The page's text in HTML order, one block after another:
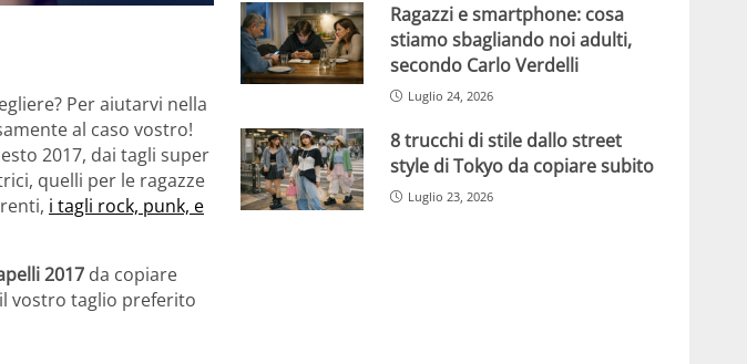
Per aiutarvi nella
al caso vostro!
2017, dai tagli super
quelli per le ragazze
i tagli rock, punk, e
2017 da copiare
vostro taglio preferito
Ragazzi e smartphone: cosa
stiamo sbagliando noi adulti,
secondo Carlo Verdelli
Luglio 24, 2026
8 trucchi di stile dallo street
style di Tokyo da copiare subito
Luglio 23, 2026